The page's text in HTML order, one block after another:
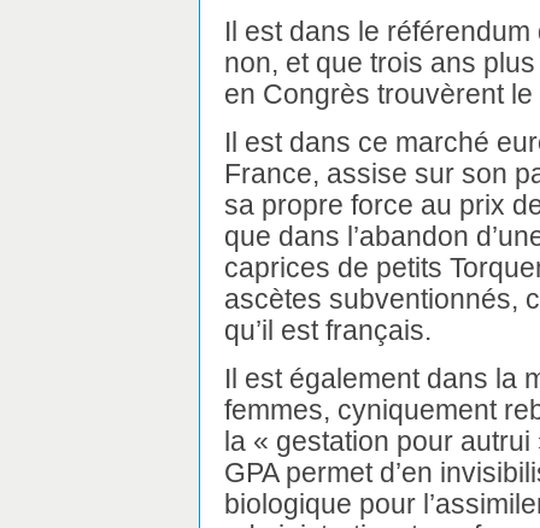
Il est dans le
non, et que trois ans
en Congrès trouvèrent
Il est dans ce marché
France, assise sur son
sa propre force au prix
que dans l’abandon
caprices de petits
ascètes subventionnés,
qu’il est français.
Il est également dans la
femmes, cyniquement
la « gestation pour
GPA permet d’en
biologique pour